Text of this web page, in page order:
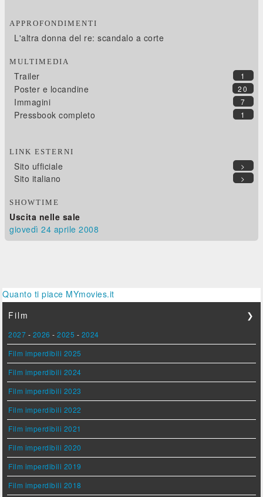
APPROFONDIMENTI
L'altra donna del re: scandalo a corte
MULTIMEDIA
1
Trailer
20
Poster e locandine
7
Immagini
1
Pressbook completo
LINK ESTERNI
>
Sito ufficiale
>
Sito italiano
SHOWTIME
Uscita nelle sale
giovedì 24 aprile 2008
Quanto ti piace MYmovies.it
Film
❯
2027 - 2026 -2025 - 2024
Film imperdibili 2025
Film imperdibili 2024
Film imperdibili 2023
Film imperdibili 2022
Film imperdibili 2021
Film imperdibili 2020
Film imperdibili 2019
Film imperdibili 2018